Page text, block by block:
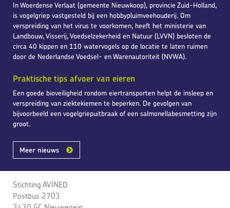
In Woerdense Verlaat (gemeente Nieuwkoop), provincie Zuid-Holland,
is vogelgriep vastgesteld bij een hobbypluimveehouderij. Om
verspreiding van het virus te voorkomen, heeft het ministerie van
Landbouw, Visserij, Voedselzekerheid en Natuur (LVVN) besloten de
circa 40 kippen en 110 watervogels op de locatie te laten ruimen
door de Nederlandse Voedsel- en Warenautoriteit (NVWA).
Praktische tips afvoer van eieren
Een goede bioveiligheid rondom eiertransporten helpt de insleep en
verspreiding van ziektekiemen te beperken. De gevolgen van
bijvoorbeeld een vogelgriepuitbraak of een salmonellabesmetting zijn
groot.
Meer nieuws
Stichting AVINED
Postbus 2703